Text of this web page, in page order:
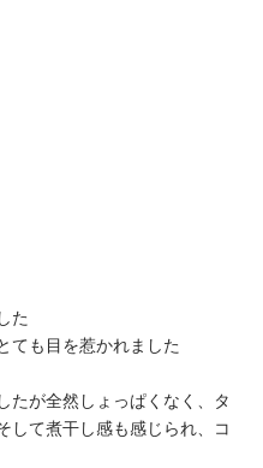
た
ても目を惹かれました
たが全然しょっぱくなく、タ
して煮干し感も感じられ、コ